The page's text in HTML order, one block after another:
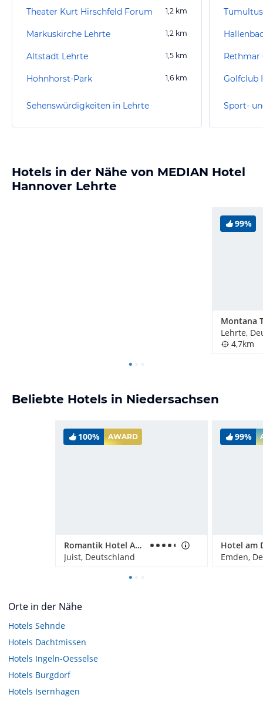
Theater Kurt Hirschfeld Forum 1,2 km
Markuskirche Lehrte 1,2 km
Altstadt Lehrte 1,5 km
Hohnhorst-Park 1,6 km
Sehenswürdigkeiten in Lehrte
Rethmar
Golfclub
Sport-
Hotels in der Nähe von MEDIAN Hotel
Hannover Lehrte
99%
Lehrte,
4,7km
Beliebte Hotels in Niedersachsen
100% AWARD
Romantik Hotel Achterdiek
Juist, Deutschland
99%
Hotel am
Emden,
Orte in der Nähe
Hotels Sehnde
Hotels Dachtmissen
Hotels Ingeln-Oesselse
Hotels Burgdorf
Hotels Isernhagen